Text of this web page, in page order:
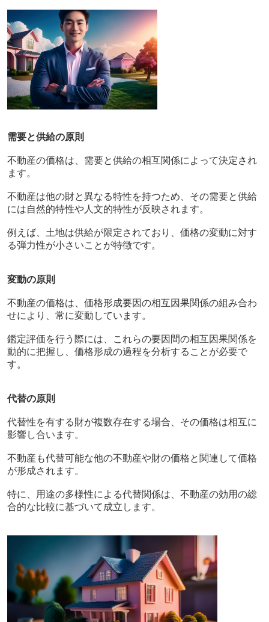
需要と供給の原則
不動産の価格は、需要と供給の相互関係によって決定され
ます。
不動産は他の財と異なる特性を持つため、その需要と供給
には自然的特性や人文的特性が反映されます。
例えば、土地は供給が限定されており、価格の変動に対す
る弾力性が小さいことが特徴です。
変動の原則
不動産の価格は、価格形成要因の相互因果関係の組み合わ
せにより、常に変動しています。
鑑定評価を行う際には、これらの要因間の相互因果関係を
動的に把握し、価格形成の過程を分析することが必要で
す。
代替の原則
代替性を有する財が複数存在する場合、その価格は相互に
影響し合います。
不動産も代替可能な他の不動産や財の価格と関連して価格
が形成されます。
特に、用途の多様性による代替関係は、不動産の効用の総
合的な比較に基づいて成立します。